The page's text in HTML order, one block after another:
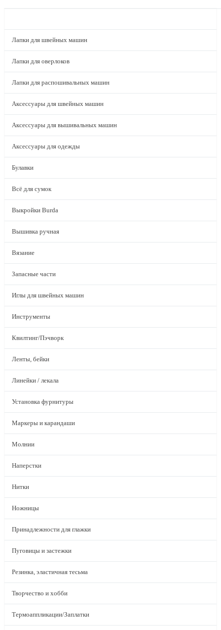
Лапки для швейных машин
Лапки для оверлоков
Лапки для распошивальных машин
Аксессуары для швейных машин
Аксессуары для вышивальных машин
Аксессуары для одежды
Булавки
Всё для сумок
Выкройки Burda
Вышивка ручная
Вязание
Запасные части
Иглы для швейных машин
Инструменты
Квилтинг/Пэчворк
Ленты, бейки
Линейки / лекала
Установка фурнитуры
Маркеры и карандаши
Молнии
Наперстки
Нитки
Ножницы
Принадлежности для глажки
Пуговицы и застежки
Резинка, эластичная тесьма
Творчество и хобби
Термоаппликации/Заплатки